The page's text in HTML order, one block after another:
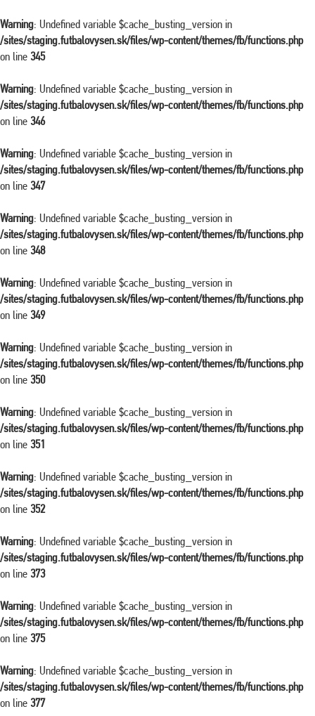
Warning: Undefined variable $cache_busting_version in
/sites/staging.futbalovysen.sk/files/wp-content/themes/fb/functions.php
on line 345
Warning: Undefined variable $cache_busting_version in
/sites/staging.futbalovysen.sk/files/wp-content/themes/fb/functions.php
on line 346
Warning: Undefined variable $cache_busting_version in
/sites/staging.futbalovysen.sk/files/wp-content/themes/fb/functions.php
on line 347
Warning: Undefined variable $cache_busting_version in
/sites/staging.futbalovysen.sk/files/wp-content/themes/fb/functions.php
on line 348
Warning: Undefined variable $cache_busting_version in
/sites/staging.futbalovysen.sk/files/wp-content/themes/fb/functions.php
on line 349
Warning: Undefined variable $cache_busting_version in
/sites/staging.futbalovysen.sk/files/wp-content/themes/fb/functions.php
on line 350
Warning: Undefined variable $cache_busting_version in
/sites/staging.futbalovysen.sk/files/wp-content/themes/fb/functions.php
on line 351
Warning: Undefined variable $cache_busting_version in
/sites/staging.futbalovysen.sk/files/wp-content/themes/fb/functions.php
on line 352
Warning: Undefined variable $cache_busting_version in
/sites/staging.futbalovysen.sk/files/wp-content/themes/fb/functions.php
on line 373
Warning: Undefined variable $cache_busting_version in
/sites/staging.futbalovysen.sk/files/wp-content/themes/fb/functions.php
on line 375
Warning: Undefined variable $cache_busting_version in
/sites/staging.futbalovysen.sk/files/wp-content/themes/fb/functions.php
on line 377